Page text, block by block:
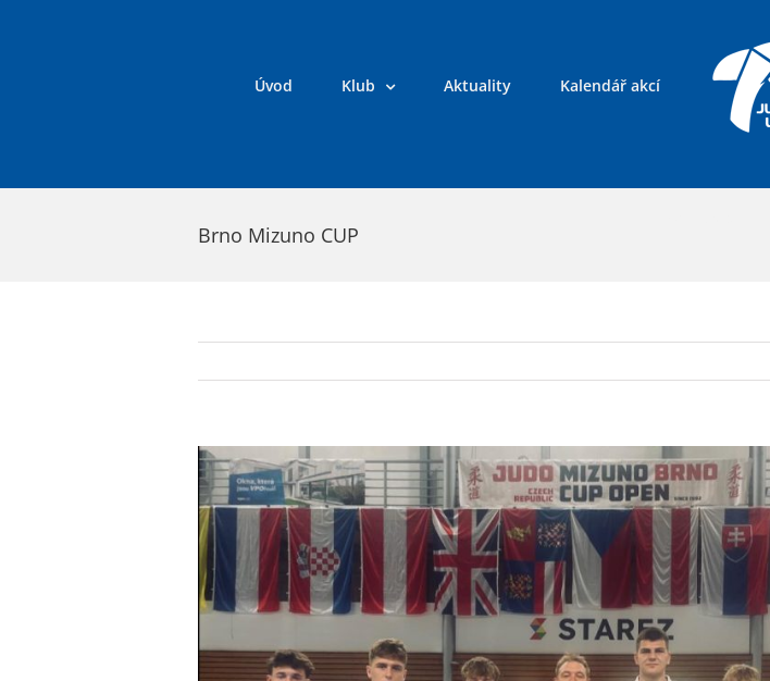
Úvod Klub Aktuality Kalendář akcí
Brno Mizuno CUP
Zobrazit
větší
obrázek